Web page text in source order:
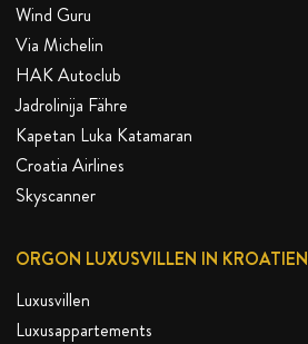
Wind Guru
Via Michelin
HAK Autoclub
Jadrolinija Fähre
Kapetan Luka Katamaran
Croatia Airlines
Skyscanner
ORGON LUXUSVILLEN IN KROATIEN
Luxusvillen
Luxusappartements